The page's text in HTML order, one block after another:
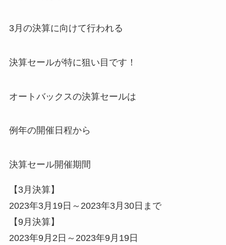
3月の決算に向けて行われる
決算セールが特に狙い目です！
オートバックスの決算セールは
例年の開催日程から
決算セール開催期間
【3月決算】
2023年3月19日～2023年3月30日まで
【9月決算】
2023年9月2日～2023年9月19日